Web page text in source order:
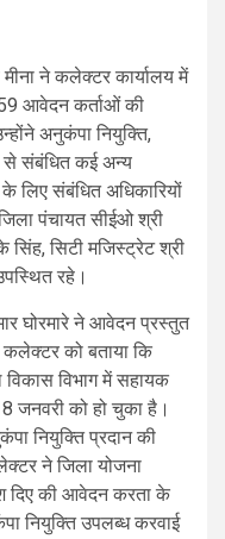
ने कलेक्टर कार्यालय में
आवेदन कर्ताओं की
अनुकंपा नियुक्ति,
से संबंधित कई अन्य
लिए संबंधित अधिकारियों
पंचायत सीईओ श्री
सिटी मजिस्ट्रेट श्री
रहे।
घोरमारे ने आवेदन प्रस्तुत
को बताया कि
विभाग में सहायक
जनवरी को हो चुका है।
नियुक्ति प्रदान की
ने जिला योजना
दिए की आवेदन करता के
नियुक्ति उपलब्ध करवाई